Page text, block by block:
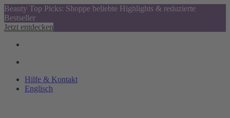
Beauty Top Picks: Shoppe beliebte Highlights & reduzierte
Bestseller
Jetzt entdecken
Hilfe & Kontakt
Englisch